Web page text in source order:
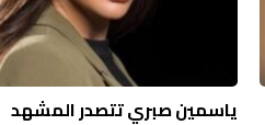
ياسمين صبري تتصدر المشهد